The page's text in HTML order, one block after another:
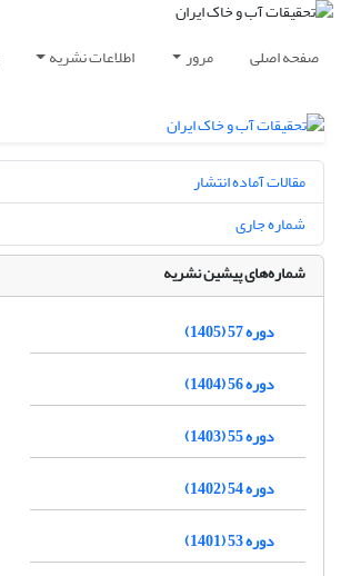
صفحه اصلی مرور اطلاعات نشریه
مقالات آماده انتشار
شماره جاری
شماره‌های پیشین نشریه
دوره 57 (1405)
دوره 56 (1404)
دوره 55 (1403)
دوره 54 (1402)
دوره 53 (1401)